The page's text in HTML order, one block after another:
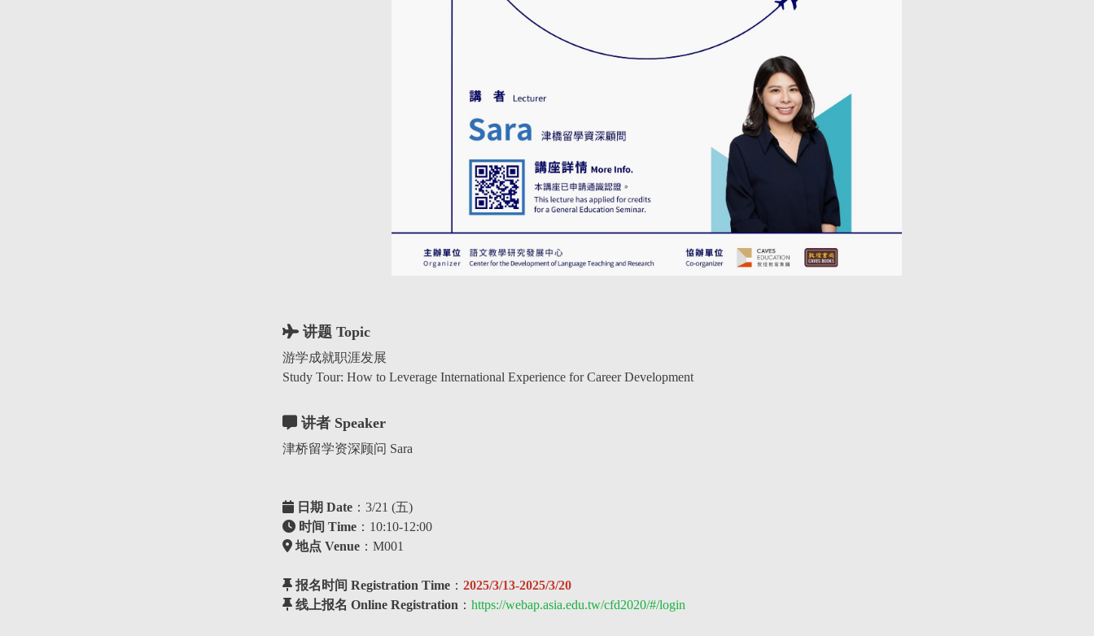
讲题 Topic
游学成就职涯发展
Study Tour: How to Leverage International Experience for Career Development
讲者 Speaker
津桥留学资深顾问 Sara
日期 Date ：3/21 (五)
时间 Time ：10:10-12:00
地点 Venue ：M001
报名时间 Registration Time ： 2025/3/13-2025/3/20
线上报名 Online Registration ： https://webap.asia.edu.tw/cfd2020/#/login